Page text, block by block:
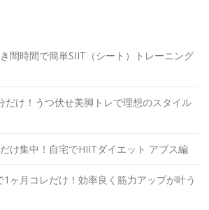
間時間で簡単SIIT（シート）トレーニング
だけ！うつ伏せ美脚トレで理想のスタイル
け集中！自宅でHIITダイエット アブス編
1ヶ月コレだけ！効率良く筋力アップが叶う